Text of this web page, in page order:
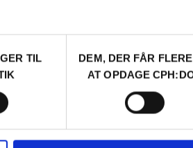
TIL
DEM, DER FÅR
AT OPDAGE
Nationalitet
Profession